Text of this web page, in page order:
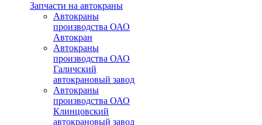
Запчасти на автокраны
Автокраны
производства ОАО
Автокран
Автокраны
производства ОАО
Галичский
автокрановый завод
Автокраны
производства ОАО
Клинцовский
автокрановый завод